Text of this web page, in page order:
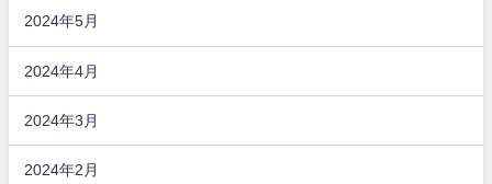
2024年5月
2024年4月
2024年3月
2024年2月